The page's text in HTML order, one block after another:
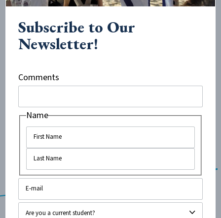
נכתב באנגלית על-ידי עמית קאמרה 2020-2021 בן זאגי.
תורגם על-ידי אורי רבינוביץ.
Clickhereto read the article in English
Subscribe to Our
Newsletter!
Comments
Name